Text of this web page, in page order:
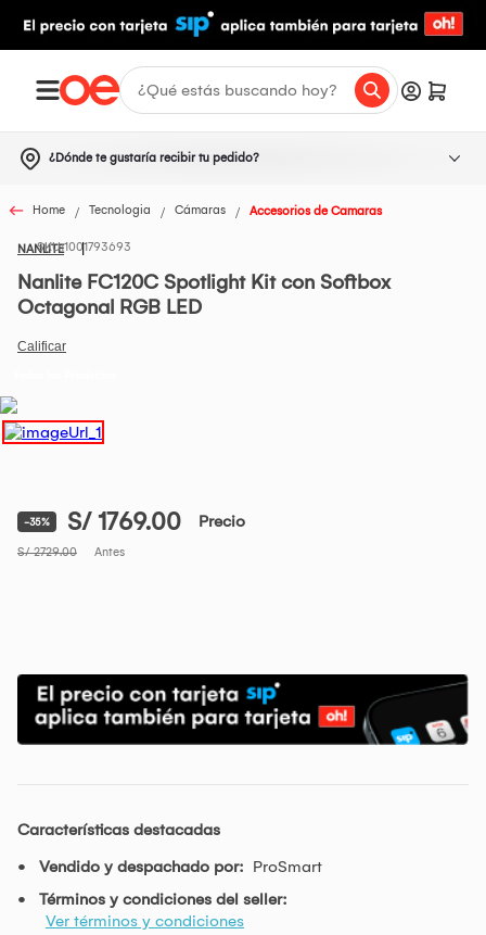
¿Dónde te gustaría recibir tu pedido?
Home Tecnologia Cámaras Accesorios de Camaras
NANLITE1001793693
Nanlite FC120C Spotlight Kit con Softbox
Octagonal RGB LED
-35% S/ 1769.00 Precio
S/ 2729.00 Antes
Características destacadas
Vendido y despachado por: ProSmart
Términos y condiciones del seller:
Ver términos y condiciones